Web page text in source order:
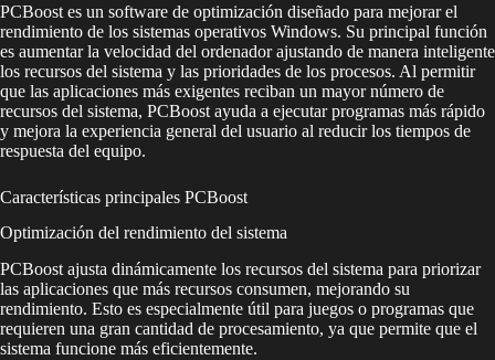
PCBoost es un software de optimización diseñado para mejorar el
rendimiento de los sistemas operativos Windows. Su principal función
es aumentar la velocidad del ordenador ajustando de manera inteligente
los recursos del sistema y las prioridades de los procesos. Al permitir
que las aplicaciones más exigentes reciban un mayor número de
recursos del sistema, PCBoost ayuda a ejecutar programas más rápido
y mejora la experiencia general del usuario al reducir los tiempos de
respuesta del equipo.
Características principales PCBoost
Optimización del rendimiento del sistema
PCBoost ajusta dinámicamente los recursos del sistema para priorizar
las aplicaciones que más recursos consumen, mejorando su
rendimiento. Esto es especialmente útil para juegos o programas que
requieren una gran cantidad de procesamiento, ya que permite que el
sistema funcione más eficientemente.